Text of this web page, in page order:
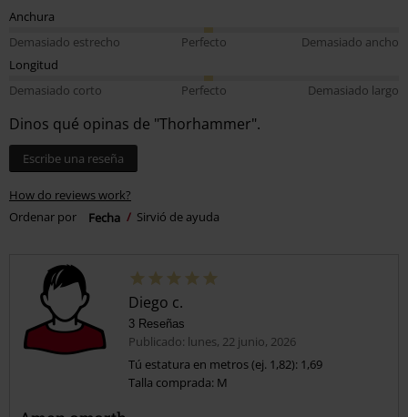
Anchura
Demasiado estrecho
Perfecto
Demasiado ancho
Longitud
Demasiado corto
Perfecto Demasiado largo
Dinos qué opinas de "Thorhammer".
Escribe una reseña
How do reviews work?
Ordenar por
Fecha Sirvió de ayuda
Diego c.
3 Reseñas
Publicado: lunes, 22 junio, 2026
Tú estatura en metros (ej. 1,82): 1,69
Talla comprada: M